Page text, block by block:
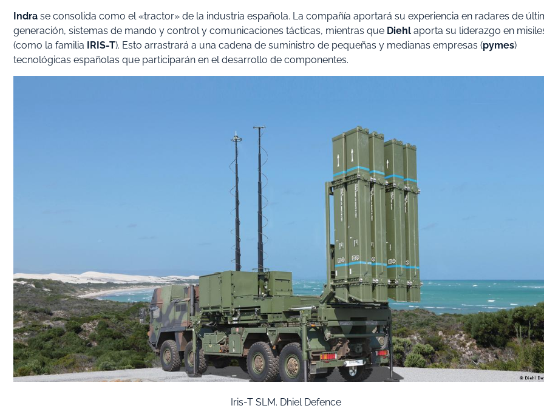
Indra se consolida como el «tractor» de la industria española. La compañía aportará su experiencia en radares de
generación, sistemas de mando y control y comunicaciones tácticas, mientras que Diehl aporta su liderazgo en
(como la familia IRIS-T). Esto arrastrará a una cadena de suministro de pequeñas y medianas empresas (pymes)
tecnológicas españolas que participarán en el desarrollo de componentes.
Iris-T SLM. Dhiel Defence